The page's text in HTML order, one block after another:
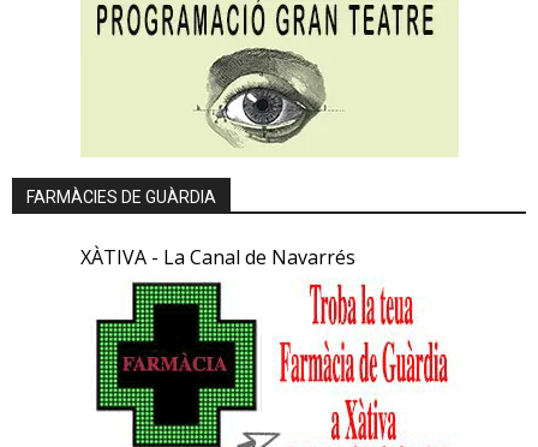
FARMÀCIES DE GUÀRDIA
XÀTIVA - La Canal de Navarrés